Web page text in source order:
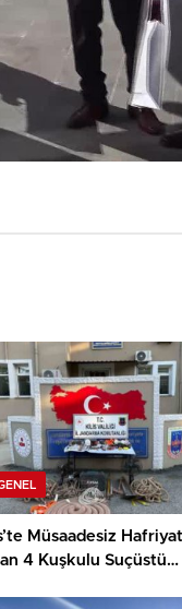
Müsaadesiz Hafriyat
4 Kuşkulu Suçüstü